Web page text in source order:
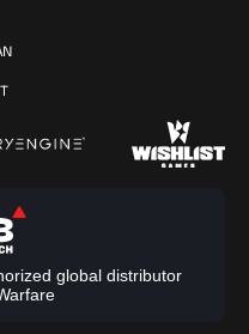
global distributor